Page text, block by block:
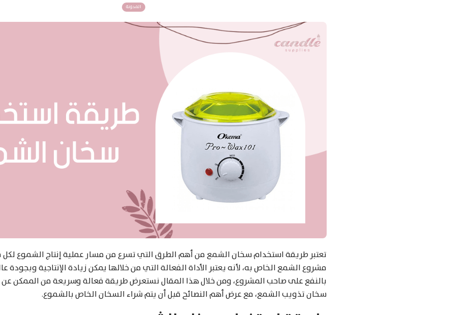
المدونة
تعتبر طريقة استخدام سخان الشمع من أهم الطرق التي تسرع من مسار عملية إنتاج الشموع
مشروع الشمع الخاص به، لأنه يعتبر الأداة الفعالة التي من خلالها يمكن زيادة الإنتاجية وبجودة
بالنفع على صاحب المشروع، ومن خلال هذا المقال نستعرض طريقة فعالة وسريعة من الممكن
سخان تذويب الشمع، مع عرض أهم النصائح قبل أن يتم شراء السخان الخاص بالشموع.